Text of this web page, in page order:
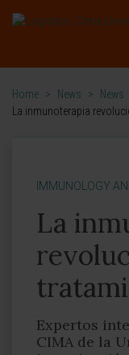
Home > News > News
La inmunoterapia
IMMUNOLOGY
La
Expertos
CIMA de la